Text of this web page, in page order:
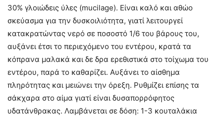
30% γλοιώδεις ύλες (mucilage). Είναι καλό και αθώο
σκεύασμα για την δυσκοιλιότητα, γιατί λειτουργεί
κατακρατώντας νερό σε ποσοστό 1/6 του βάρους του,
αυξάνει έτσι το περιεχόμενο του εντέρου, κρατά τα
κόπρανα μαλακά και δε δρα ερεθιστικά στο τοίχωμα του
εντέρου, παρά το καθαρίζει. Αυξάνει το αίσθημα
πληρότητας και μειώνει την όρεξη. Ρυθμίζει επίσης τα
σάκχαρα στο αίμα γιατί είναι δυσαπορρόφητος
υδατάνθρακας. Λαμβάνεται σε δόση: 1-3 κουταλάκια